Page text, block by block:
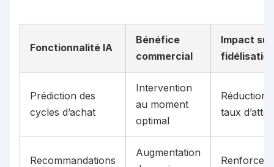
Fonctionnalité IA
Bénéfice
commercial
Impact
Prédiction des
cycles d’achat
Intervention
au moment
optimal
Réduction
taux
Recommandations
Augmentation